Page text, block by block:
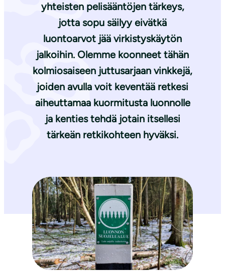
yhteisten pelisääntöjen tärkeys,
jotta sopu säilyy eivätkä
luontoarvot jää virkistyskäytön
jalkoihin. Olemme koonneet tähän
kolmiosaiseen juttusarjaan vinkkejä,
joiden avulla voit keventää retkesi
aiheuttamaa kuormitusta luonnolle
ja kenties tehdä jotain itsellesi
tärkeän retkikohteen hyväksi.